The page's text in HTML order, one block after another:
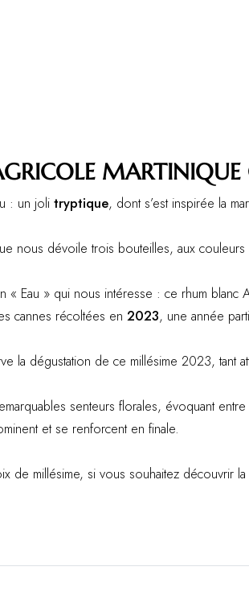
: un joli tryptique, dont s’est inspirée la
nous dévoile trois bouteilles, aux
« Eau » qui nous intéresse : ce rhum
cannes récoltées en 2023, une année
la dégustation de ce millésime 2023, tant
senteurs florales, évoquant
et se renforcent en finale.
de millésime, si vous souhaitez découvrir